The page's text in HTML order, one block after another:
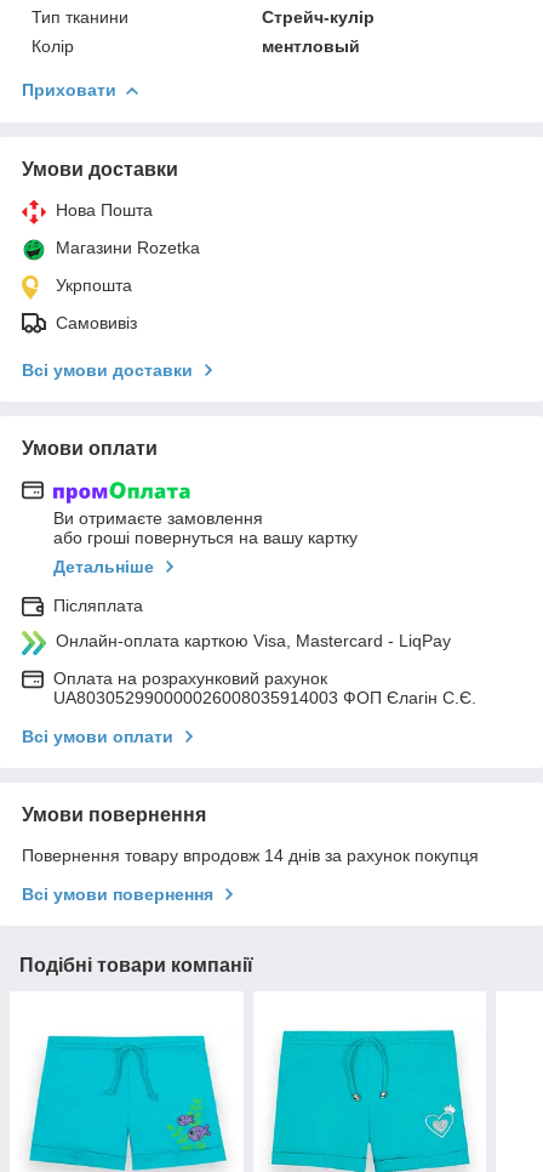
Тип тканини
Стрейч-кулір
Колір
ментловый
Приховати
Умови доставки
Нова Пошта
Магазини Rozetka
Укрпошта
Самовивіз
Всі умови доставки
Умови оплати
Ви отримаєте замовлення
або гроші повернуться на вашу картку
Детальніше
Післяплата
Онлайн-оплата карткою Visa, Mastercard - LiqPay
Оплата на розрахунковий рахунок
UA803052990000026008035914003 ФОП Єлагін С.Є.
Всі умови оплати
Умови повернення
Повернення товару впродовж 14 днів за рахунок покупця
Всі умови повернення
Подібні товари компанії